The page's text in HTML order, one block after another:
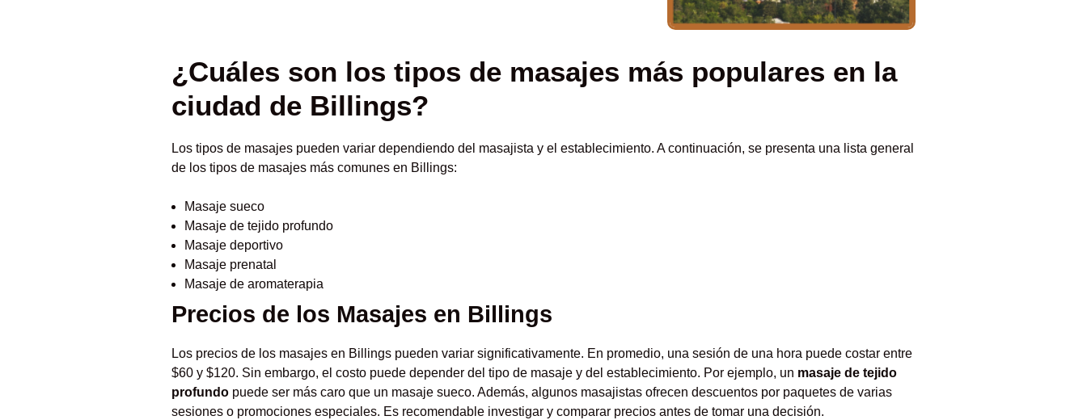
¿Cuáles son los tipos de masajes más populares en la
ciudad de Billings?
Los tipos de masajes pueden variar dependiendo del masajista y el establecimiento. A continuación, se presenta una lista general
de los tipos de masajes más comunes en Billings:
Masaje sueco
Masaje de tejido profundo
Masaje deportivo
Masaje prenatal
Masaje de aromaterapia
Precios de los Masajes en Billings
Los precios de los masajes en Billings pueden variar significativamente. En promedio, una sesión de una hora puede costar entre
$60 y $120. Sin embargo, el costo puede depender del tipo de masaje y del establecimiento. Por ejemplo, un masaje de tejido
profundo puede ser más caro que un masaje sueco. Además, algunos masajistas ofrecen descuentos por paquetes de varias
sesiones o promociones especiales. Es recomendable investigar y comparar precios antes de tomar una decisión.